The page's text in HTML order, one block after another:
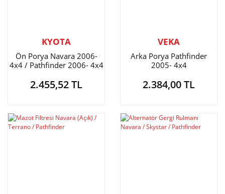
KYOTA
Ön Porya Navara 2006-
4x4 / Pathfinder 2006- 4x4
2.455,52 TL
VEKA
Arka Porya Pathfinder
2005- 4x4
2.384,00 TL